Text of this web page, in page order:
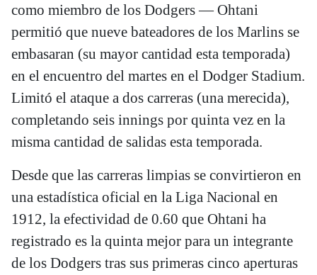
como miembro de los Dodgers — Ohtani
permitió que nueve bateadores de los Marlins se
embasaran (su mayor cantidad esta temporada)
en el encuentro del martes en el Dodger Stadium.
Limitó el ataque a dos carreras (una merecida),
completando seis innings por quinta vez en la
misma cantidad de salidas esta temporada.
Desde que las carreras limpias se convirtieron en
una estadística oficial en la Liga Nacional en
1912, la efectividad de 0.60 que Ohtani ha
registrado es la quinta mejor para un integrante
de los Dodgers tras sus primeras cinco aperturas